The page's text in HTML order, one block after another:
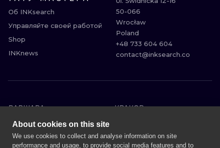
Об INKsearch
Управляйте своей работой
Shop
INKnews
50-066
Wrocław
Poland
+48 733 604 604
contact@inksearch.co
ВАРШАВА
КРАКОВ
ВРОЦЛАВ
ЛОНДОН
ГЕЙДЕЛЬБЕРГ
About cookies on this site
We use cookies to collect and analyse information on site
performance and usage, to provide social media features and to